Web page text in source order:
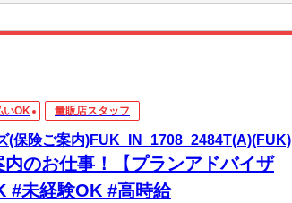
いOK 量販店スタッフ
(保険ご案内)FUK_IN_1708_2484T(A)(FUK)
内のお仕事！【プランアドバイザ
#未経験OK #高時給